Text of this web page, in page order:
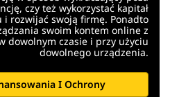
czy też wykorzystać kapitał
i rozwijać swoją firmę. Ponadto
swoim kontem online z
dowolnym czasie i przy użyciu
dowolnego urządzenia.
I Ochrony